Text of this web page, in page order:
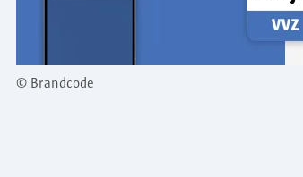
© Brandcode